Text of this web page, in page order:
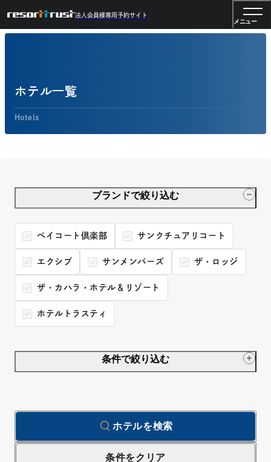
法人会員様専用予約サイト
メニュー
ホテル一覧
Hotels
ブランドで絞り込む
ベイコート倶楽部 サンクチュアリコート
エクシブ サンメンバーズ ザ・ロッジ
ザ・カハラ・ホテル＆リゾート
ホテルトラスティ
条件で絞り込む
ホテルを検索
条件をクリア